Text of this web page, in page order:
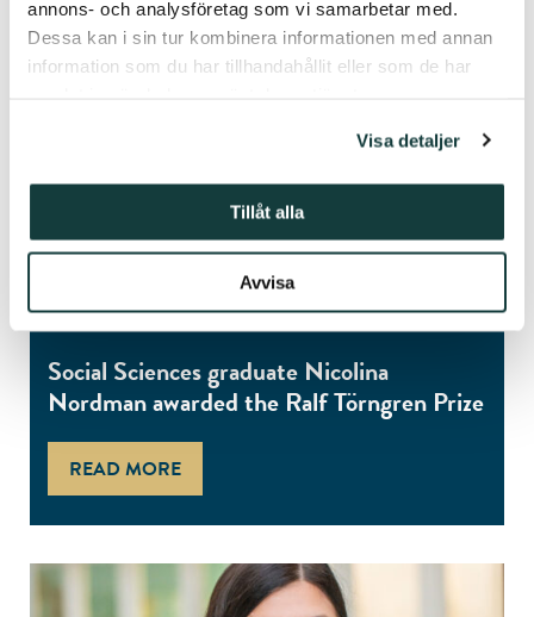
annons- och analysföretag som vi samarbetar med.
Dessa kan i sin tur kombinera informationen med annan
information som du har tillhandahållit eller som de har
Visa detaljer
Tillåt alla
Avvisa
07.05.2024
Social Sciences graduate Nicolina
Nordman awarded the Ralf Törngren Prize
READ MORE